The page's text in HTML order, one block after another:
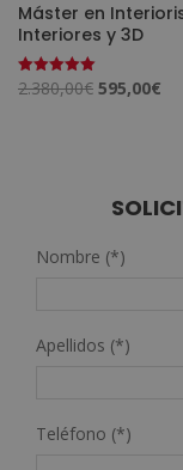
Máster en
Interiores y 3D
Valorado
con
2.380,00€ El
2.380,00€.
595,00€
Nombre (*)
Apellidos (*)
Teléfono (*)